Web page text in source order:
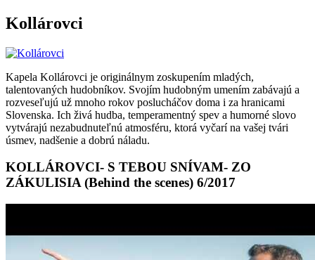
Kollárovci
Kapela Kollárovci je originálnym zoskupením mladých,
talentovaných hudobníkov. Svojím hudobným umením zabávajú a
rozveseľujú už mnoho rokov poslucháčov doma i za hranicami
Slovenska. Ich živá hudba, temperamentný spev a humorné slovo
vytvárajú nezabudnuteľnú atmosféru, ktorá vyčarí na vašej tvári
úsmev, nadšenie a dobrú náladu.
KOLLÁROVCI- S TEBOU SNÍVAM- ZO
ZÁKULISIA (Behind the scenes) 6/2017